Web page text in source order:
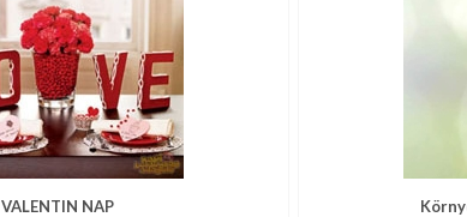
VALENTIN NAP